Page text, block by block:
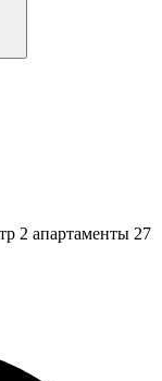
2 апартаменты 27